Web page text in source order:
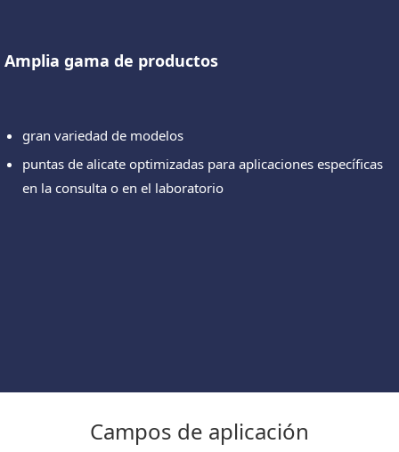
Amplia gama de productos
gran variedad de modelos
puntas de alicate optimizadas para aplicaciones específicas
en la consulta o en el laboratorio
Campos de aplicación